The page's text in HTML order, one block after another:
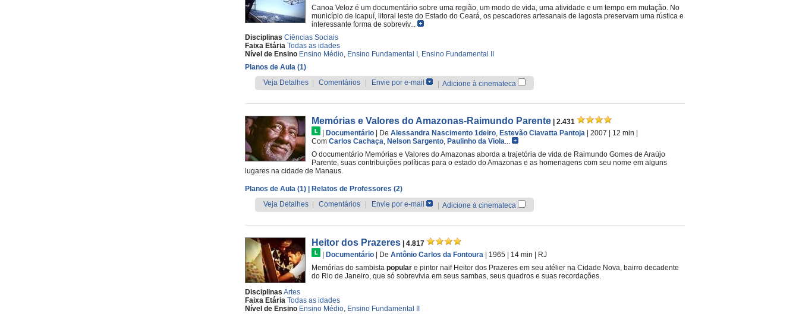
Canoa Veloz é um documentário sobre uma região, um modo de vida, uma atividade e um tempo em mutação. No
município de Icapuí, litoral leste do Estado do Ceará, os pescadores artesanais de lagosta preservam uma rústica e
interessante forma de sobreviv...
Disciplinas Ciências Sociais
Faixa Etária Todas as idades
Nível de Ensino Ensino Médio, Ensino Fundamental I , Ensino Fundamental II
Planos de Aula (1)
Veja Detalhes
Comentários Envie por e-mail Adicione à cinemateca
Memórias e Valores do Amazonas-Raimundo Parente
| 2.431
Documentário De Alessandra Nascimento 1deiro, Estevão Ciavatta Pantoja | 2007 | 12 min
Com Carlos Cachaça, Nelson Sargento, Paulinho da Viola...
O documentário Memórias e Valores do Amazonas aborda a trajetória de vida de Raimundo Gomes de Araújo
Parente, suas contribuições políticas para o estado do Amazonas e as homenagens com seu nome em alguns
lugares na cidade de Manaus.
Planos de Aula (1)
| Relatos de Professores (2)
Veja Detalhes
Comentários Envie por e-mail Adicione à cinemateca
Heitor dos Prazeres
| 4.817
Documentário De Antônio Carlos da Fontoura | 1965 | 14 min
RJ
Memórias do sambista popular e pintor naif Heitor dos Prazeres em seu atélier na Cidade Nova, bairro decadente
do Rio de Janeiro, que só sobrevivia em seus sambas, seus quadros e suas recordações.
Disciplinas Artes
Faixa Etária Todas as idades
Nível de Ensino Ensino Médio, Ensino Fundamental II